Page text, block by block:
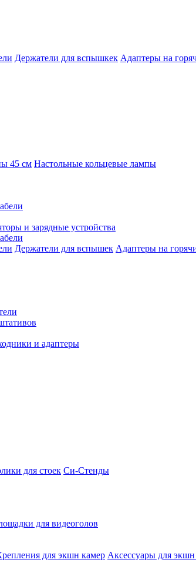
Держатели для вспышкек Адаптеры на
45 см Настольные кольцевые лампы
и зарядные устройства
Держатели для вспышек Адаптеры на
и адаптеры
для стоек Си-Стенды
для видеоголов
для экшн камер Аксессуары для